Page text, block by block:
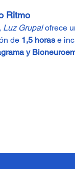
Ritmo
Luz Grupal ofrece
de 1,5 horas e
y